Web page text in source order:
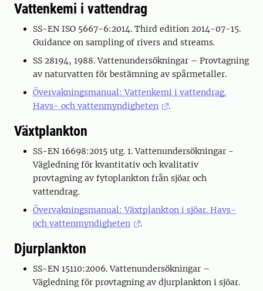
Vattenkemi i vattendrag
SS-EN ISO 5667-6:2014. Third edition 2014-07-15.
Guidance on sampling of rivers and streams.
SS 28194, 1988. Vattenundersökningar – Provtagning
av naturvatten för bestämning av spårmetaller.
Övervakningsmanual: Vattenkemi i vattendrag.
Havs- och vattenmyndigheten
.
Växtplankton
SS-EN 16698:2015 utg. 1. Vattenundersökningar -
Vägledning för kvantitativ och kvalitativ
provtagning av fytoplankton från sjöar och
vattendrag.
Övervakningsmanual: Växtplankton i sjöar. Havs-
och vattenmyndigheten
.
Djurplankton
SS-EN 15110:2006. Vattenundersökningar –
Vägledning för provtagning av djurplankton i sjöar.